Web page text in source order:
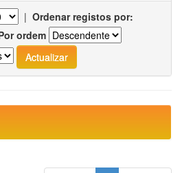
| Ordenar registos por:
ordem